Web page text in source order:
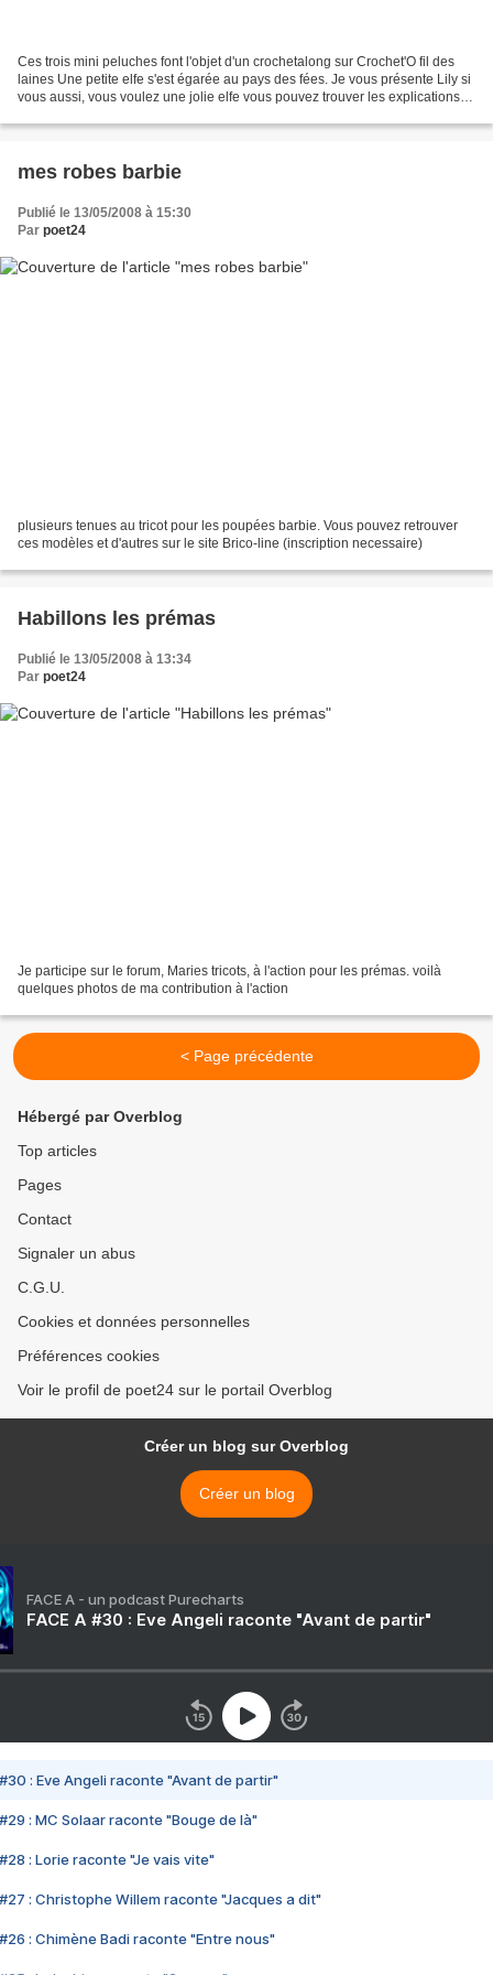
Ces trois mini peluches font l'objet d'un crochetalong sur Crochet'O fil des
laines Une petite elfe s'est égarée au pays des fées. Je vous présente Lily si
vous aussi, vous voulez une jolie elfe vous pouvez trouver les explications
mes robes barbie
Publié le 13/05/2008 à 15:30
Par poet24
plusieurs tenues au tricot pour les poupées barbie. Vous pouvez retrouver
ces modèles et d'autres sur le site Brico-line (inscription necessaire)
Habillons les prémas
Publié le 13/05/2008 à 13:34
Par poet24
Je participe sur le forum, Maries tricots, à l'action pour les prémas. voilà
quelques photos de ma contribution à l'action
< Page précédente
Hébergé par Overblog
Top articles
Pages
Contact
Signaler un abus
C.G.U.
Cookies et données personnelles
Préférences cookies
Voir le profil de poet24 sur le portail Overblog
Créer un blog sur Overblog
Créer un blog
FACE A - un podcast Purecharts
FACE A #30 : Eve Angeli raconte "Avant de partir"
#30 : Eve Angeli raconte "Avant de partir"
#29 : MC Solaar raconte "Bouge de là"
#28 : Lorie raconte "Je vais vite"
#27 : Christophe Willem raconte "Jacques a dit"
#26 : Chimène Badi raconte "Entre nous"